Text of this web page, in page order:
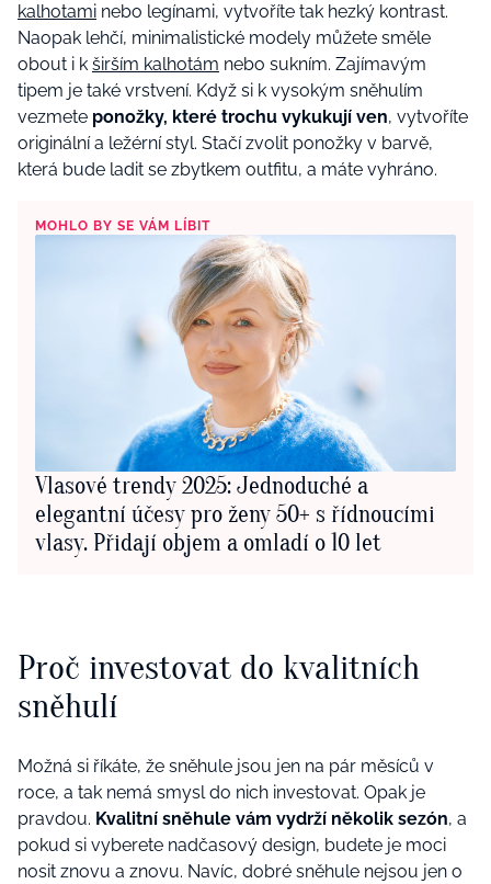
kalhotami nebo legínami, vytvoříte tak hezký kontrast.
Naopak lehčí, minimalistické modely můžete směle
obout i k širším kalhotám nebo sukním. Zajímavým
tipem je také vrstvení. Když si k vysokým sněhulím
vezmete ponožky, které trochu vykukují ven, vytvoříte
originální a ležérní styl. Stačí zvolit ponožky v barvě,
která bude ladit se zbytkem outfitu, a máte vyhráno.
MOHLO BY SE VÁM LÍBIT
Vlasové trendy 2025: Jednoduché a
elegantní účesy pro ženy 50+ s řídnoucími
vlasy. Přidají objem a omladí o 10 let
Proč investovat do kvalitních
sněhulí
Možná si říkáte, že sněhule jsou jen na pár měsíců v
roce, a tak nemá smysl do nich investovat. Opak je
pravdou. Kvalitní sněhule vám vydrží několik sezón, a
pokud si vyberete nadčasový design, budete je moci
nosit znovu a znovu. Navíc, dobré sněhule nejsou jen o